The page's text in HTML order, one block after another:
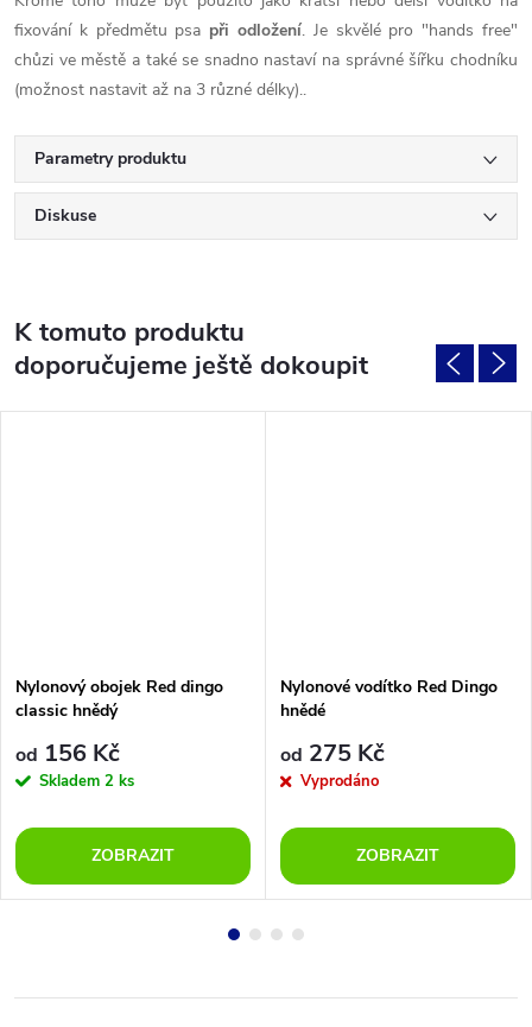
fixování k předmětu psa při odložení. Je skvělé pro "hands free"
chůzi ve městě a také se snadno nastaví na správné šířku chodníku
(možnost nastavit až na 3 různé délky)..
Parametry produktu
Diskuse
K tomuto produktu
doporučujeme ještě dokoupit
Nylonový obojek Red dingo
classic hnědý
od 156 Kč
Skladem 2 ks
ZOBRAZIT
Nylonové vodítko Red Dingo
hnědé
od 275 Kč
Vyprodáno
ZOBRAZIT